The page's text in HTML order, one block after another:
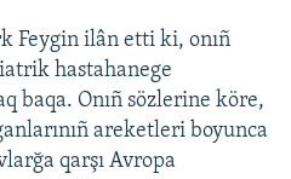
Feygin ilân etti ki, onıñ
hastahanege
baqa. Onıñ sözlerine köre,
areketleri boyunca
qarşı Avropa